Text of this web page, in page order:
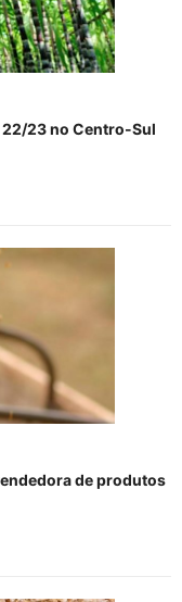
22/23 no Centro-Sul
de produtos